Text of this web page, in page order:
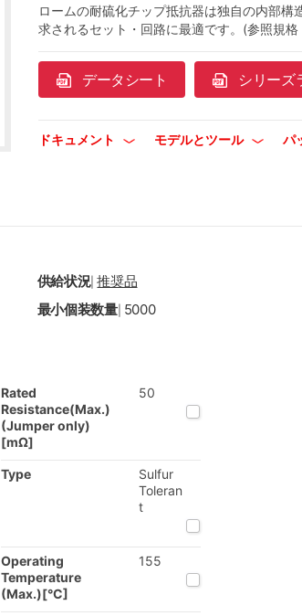
ロームの耐硫化チップ抵抗器は独自の内部
求されるセット・回路に最適です。(参照規
データシート シリーズ
ドキュメント モデルとツール パ
供給状況|推奨品
最小個装数量| 5000
Rated
Resistance(Max.)
(Jumper only)
[mΩ]
50
Type
Sulfur
Toleran
t
Operating
Temperature
(Max.)[°C]
155